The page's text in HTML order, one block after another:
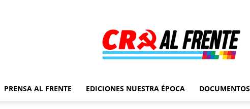
Al
PRENSA AL FRENTE EDICIONES NUESTRA ÉPOCA DOCUMENTOS